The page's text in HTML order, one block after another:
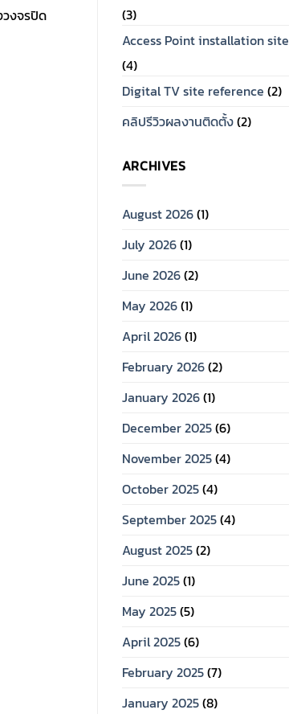
(3)
Access Point installation site
(4)
Digital TV site reference (2)
คลิปรีวิวผลงานติดตั้ง(2)
ARCHIVES
August 2026(1)
July 2026(1)
June 2026(2)
May 2026(1)
April 2026(1)
February 2026(2)
January 2026(1)
December 2025(6)
November 2025(4)
October 2025(4)
September 2025(4)
August 2025(2)
June 2025(1)
May 2025(5)
April 2025(6)
February 2025(7)
January 2025(8)